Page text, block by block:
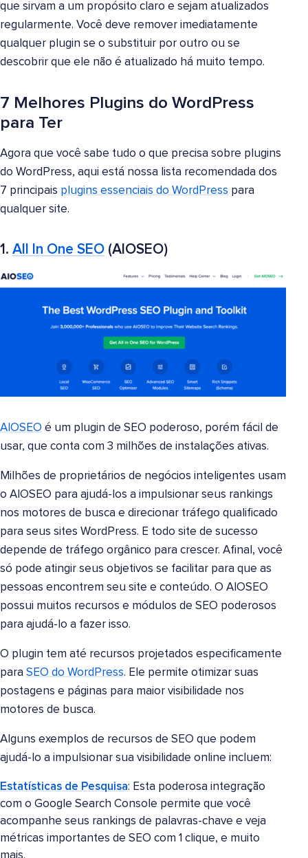
que sirvam a um propósito claro e sejam atualizados
regularmente. Você deve remover imediatamente
qualquer plugin se o substituir por outro ou se
descobrir que ele não é atualizado há muito tempo.
7 Melhores Plugins do WordPress
para Ter
Agora que você sabe tudo o que precisa sobre plugins
do WordPress, aqui está nossa lista recomendada dos
7 principais plugins essenciais do WordPress para
qualquer site.
1. All In One SEO (AIOSEO)
AIOSEO é um plugin de SEO poderoso, porém fácil de
usar, que conta com 3 milhões de instalações ativas.
Milhões de proprietários de negócios inteligentes usam
o AIOSEO para ajudá-los a impulsionar seus rankings
nos motores de busca e direcionar tráfego qualificado
para seus sites WordPress. E todo site de sucesso
depende de tráfego orgânico para crescer. Afinal, você
só pode atingir seus objetivos se facilitar para que as
pessoas encontrem seu site e conteúdo. O AIOSEO
possui muitos recursos e módulos de SEO poderosos
para ajudá-lo a fazer isso.
O plugin tem até recursos projetados especificamente
para SEO do WordPress. Ele permite otimizar suas
postagens e páginas para maior visibilidade nos
motores de busca.
Alguns exemplos de recursos de SEO que podem
ajudá-lo a impulsionar sua visibilidade online incluem:
Estatísticas de Pesquisa: Esta poderosa integração
com o Google Search Console permite que você
acompanhe seus rankings de palavras-chave e veja
métricas importantes de SEO com 1 clique, e muito